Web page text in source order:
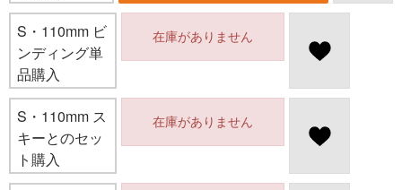
S・110mm ビ
ンディング単
品購入
在庫がありません
S・110mm ス
キーとのセッ
ト購入
在庫がありません